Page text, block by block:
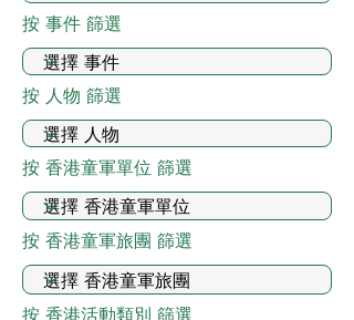
按 事件 篩選
按 人物 篩選
按 香港童軍單位 篩選
按 香港童軍旅團 篩選
按 香港活動類別 篩選